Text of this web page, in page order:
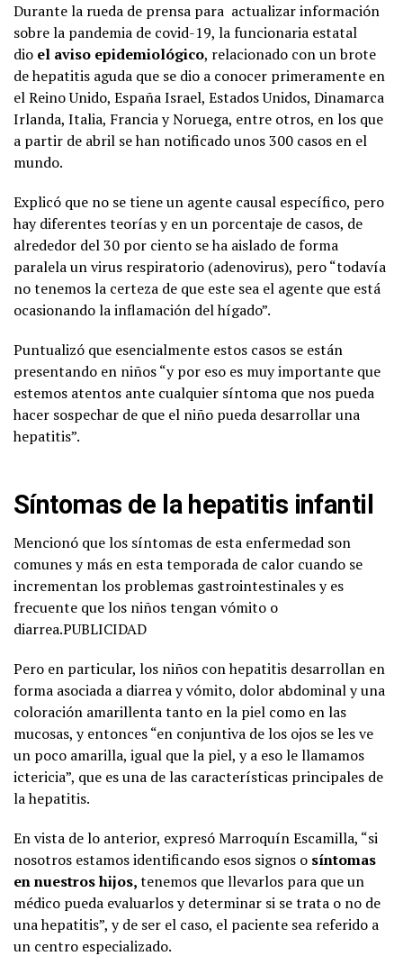
Durante la rueda de prensa para actualizar información
sobre la pandemia de covid-19, la funcionaria estatal
dio el aviso epidemiológico, relacionado con un brote
de hepatitis aguda que se dio a conocer primeramente en
el Reino Unido, España Israel, Estados Unidos, Dinamarca
Irlanda, Italia, Francia y Noruega, entre otros, en los que
a partir de abril se han notificado unos 300 casos en el
mundo.
Explicó que no se tiene un agente causal específico, pero
hay diferentes teorías y en un porcentaje de casos, de
alrededor del 30 por ciento se ha aislado de forma
paralela un virus respiratorio (adenovirus), pero “todavía
no tenemos la certeza de que este sea el agente que está
ocasionando la inflamación del hígado”.
Puntualizó que esencialmente estos casos se están
presentando en niños “y por eso es muy importante que
estemos atentos ante cualquier síntoma que nos pueda
hacer sospechar de que el niño pueda desarrollar una
hepatitis”.
Síntomas de la hepatitis infantil
Mencionó que los síntomas de esta enfermedad son
comunes y más en esta temporada de calor cuando se
incrementan los problemas gastrointestinales y es
frecuente que los niños tengan vómito o
diarrea.PUBLICIDAD
Pero en particular, los niños con hepatitis desarrollan en
forma asociada a diarrea y vómito, dolor abdominal y una
coloración amarillenta tanto en la piel como en las
mucosas, y entonces “en conjuntiva de los ojos se les ve
un poco amarilla, igual que la piel, y a eso le llamamos
ictericia”, que es una de las características principales de
la hepatitis.
En vista de lo anterior, expresó Marroquín Escamilla, “si
nosotros estamos identificando esos signos o síntomas
en nuestros hijos,tenemos que llevarlos para que un
médico pueda evaluarlos y determinar si se trata o no de
una hepatitis”, y de ser el caso, el paciente sea referido a
un centro especializado.